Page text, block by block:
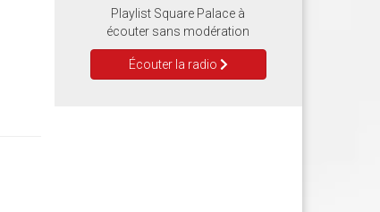
Playlist Square Palace à
écouter sans modération
Écouter la radio